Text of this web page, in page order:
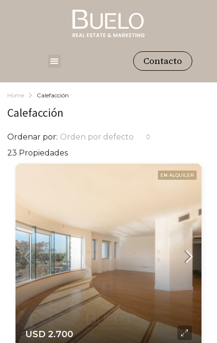
Contacto
Home Calefacción
Calefacción
23 Propiedades
Ordenar por: Orden por defecto
EN ALQUILER
USD 2.700